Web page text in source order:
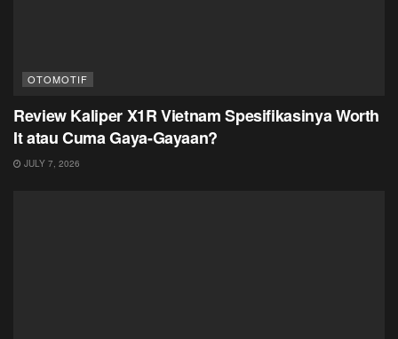
OTOMOTIF
Review Kaliper X1R Vietnam Spesifikasinya Worth
It atau Cuma Gaya-Gayaan?
JULY 7, 2026